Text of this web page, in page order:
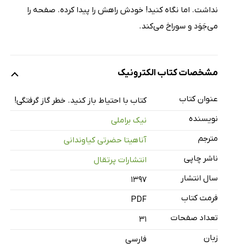
نداشت. اما نگاه کنید! خودش راهش را پیدا کرده. صفحه را
می‌جَوَد و سوراخ می‌کند.
مشخصات کتاب الکترونیک
عنوان کتاب
کتاب با احتیاط باز کنید. خطر گاز گرفتگی!
نویسنده
نیک براملی
مترجم
آناهیتا حضرتی کیاوندانی
ناشر چاپی
انتشارات پرتقال
سال انتشار
۱۳۹۷
فرمت کتاب
PDF
تعداد صفحات
31
زبان
فارسی